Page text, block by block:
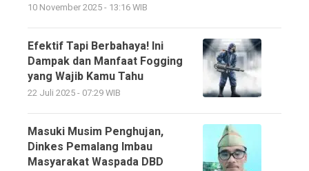
10 November 2025 - 13:16 WIB
Efektif Tapi Berbahaya! Ini
Dampak dan Manfaat Fogging
yang Wajib Kamu Tahu
22 Juli 2025 - 07:29 WIB
Masuki Musim Penghujan,
Dinkes Pemalang Imbau
Masyarakat Waspada DBD